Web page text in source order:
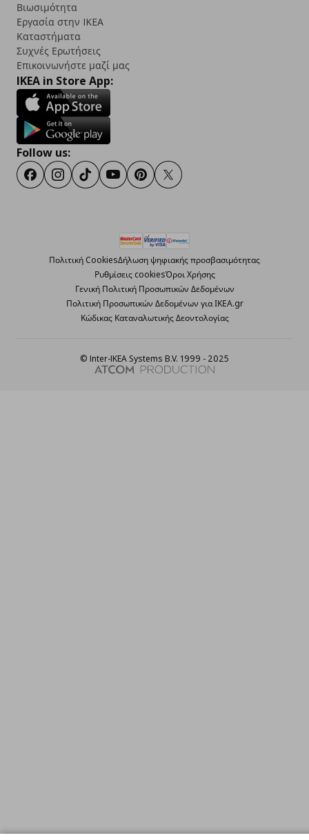
Βιωσιμότητα
Εργασία στην IKEA
Καταστήματα
Συχνές Ερωτήσεις
Επικοινωνήστε μαζί μας
IKEA in Store App:
Follow us:
FacebookInstagram
TikTokYoutubePinterestTwitter
Πολιτική CookiesΔήλωση ψηφιακής προσβασιμότητας
Ρυθμίσεις cookiesΌροι Χρήσης
Γενική Πολιτική Προσωπικών Δεδομένων
Πολιτική Προσωπικών Δεδομένων για ΙΚΕΑ.gr
Κώδικας Καταναλωτικής Δεοντολογίας
© Inter-IKEA Systems B.V. 1999 - 2025